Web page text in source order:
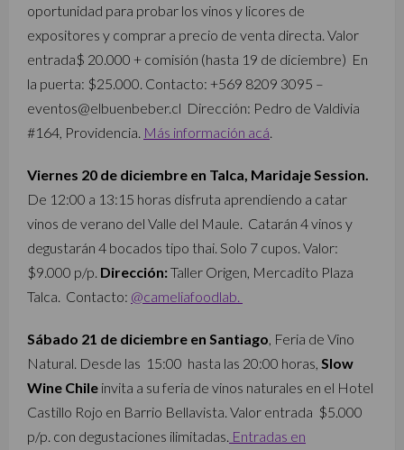
oportunidad para probar los vinos y licores de
expositores y comprar a precio de venta directa. Valor
entrada$ 20.000 + comisión (hasta 19 de diciembre)⁣⁣⁣⁣⁣⁣⁣⁣⁣⁣⁣⁣⁣⁣⁣⁣ ⁣⁣⁣⁣⁣ En
la puerta: $25.000⁣⁣⁣⁣⁣⁣⁣⁣⁣⁣⁣⁣. Contacto: +569 8209 3095 –
eventos@elbuenbeber.cl ⁣⁣⁣⁣⁣⁣⁣⁣⁣⁣⁣⁣ Dirección: Pedro de Valdivia
#164, Providencia. Más información acá
Viernes 20 de diciembre en Talca, Maridaje Session.
De 12:00 a 13:15 horas disfruta aprendiendo a catar
vinos de verano del Valle del Maule. Catarán 4 vinos y
degustarán 4 bocados tipo thai. Solo 7 cupos. Valor:
$9.000 p/p. Dirección:Taller Origen, Mercadito Plaza
Talca. Contacto: @cameliafoodlab.
Sábado 21 de diciembre en Santiago , Feria de Vino
Natural. Desde las 15:00 hasta las 20:00 horas, Slow
Wine Chile invita a su feria de vinos naturales en el Hotel
Castillo Rojo en Barrio Bellavista. Valor entrada $5.000
p/p. con degustaciones ilimitadas. Entradas en